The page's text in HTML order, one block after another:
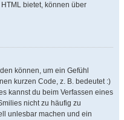
bietet, können über
können, um ein Gefühl
kurzen Code, z. B. bedeutet :)
kannst du beim Verfassen eines
nicht zu häufig zu
unlesbar machen und ein